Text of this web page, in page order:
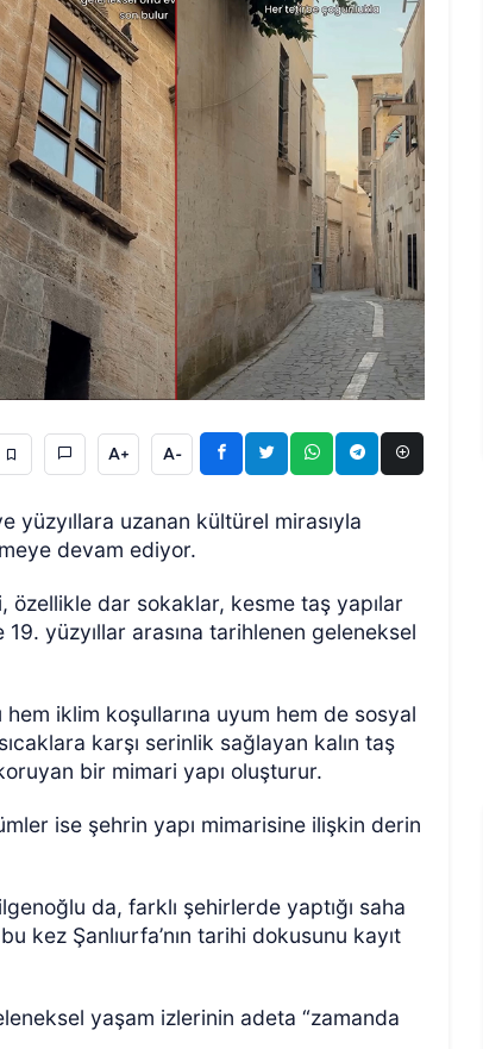
A+ A-
yüzyıllara uzanan kültürel mirasıyla
devam ediyor.
dar sokaklar, kesme taş yapılar
yüzyıllar arasına tarihlenen geleneksel
iklim koşullarına uyum hem de sosyal
karşı serinlik sağlayan kalın taş
bir mimari yapı oluşturur.
ise şehrin yapı mimarisine ilişkin derin
da, farklı şehirlerde yaptığı saha
kez Şanlıurfa’nın tarihi dokusunu kayıt
yaşam izlerinin adeta “zamanda
ÖZEL HABER